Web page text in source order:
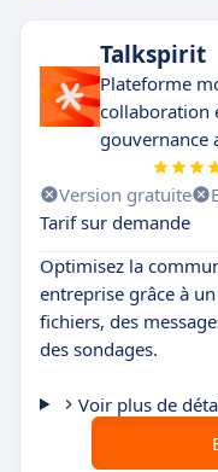
Talkspirit
Plateforme
collaboration
gouvernance
Version gratuite
Tarif sur demande
Optimisez la
entreprise grâce à
fichiers, des
des sondages.
Voir plus de